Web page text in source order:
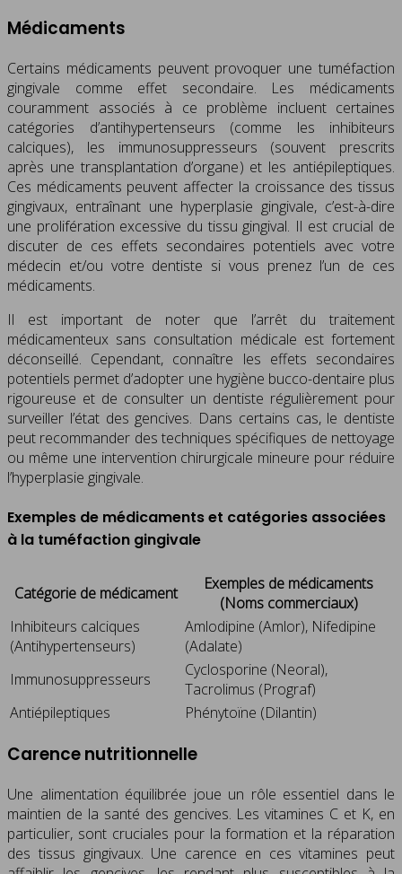
Médicaments
Certains médicaments peuvent provoquer une tuméfaction
gingivale comme effet secondaire. Les médicaments
couramment associés à ce problème incluent certaines
catégories d’antihypertenseurs (comme les inhibiteurs
calciques), les immunosuppresseurs (souvent prescrits
après une transplantation d’organe) et les antiépileptiques.
Ces médicaments peuvent affecter la croissance des tissus
gingivaux, entraînant une hyperplasie gingivale, c’est-à-dire
une prolifération excessive du tissu gingival. Il est crucial de
discuter de ces effets secondaires potentiels avec votre
médecin et/ou votre dentiste si vous prenez l’un de ces
médicaments.
Il est important de noter que l’arrêt du traitement
médicamenteux sans consultation médicale est fortement
déconseillé. Cependant, connaître les effets secondaires
potentiels permet d’adopter une hygiène bucco-dentaire plus
rigoureuse et de consulter un dentiste régulièrement pour
surveiller l’état des gencives. Dans certains cas, le dentiste
peut recommander des techniques spécifiques de nettoyage
ou même une intervention chirurgicale mineure pour réduire
l’hyperplasie gingivale.
Exemples de médicaments et catégories associées
à la tuméfaction gingivale
Catégorie de médicament
Exemples de médicaments
(Noms commerciaux)
Inhibiteurs calciques
(Antihypertenseurs)
Amlodipine (Amlor), Nifedipine
(Adalate)
Immunosuppresseurs
Cyclosporine (Neoral),
Tacrolimus (Prograf)
Antiépileptiques
Phénytoïne (Dilantin)
Carence nutritionnelle
Une alimentation équilibrée joue un rôle essentiel dans le
maintien de la santé des gencives. Les vitamines C et K, en
particulier, sont cruciales pour la formation et la réparation
des tissus gingivaux. Une carence en ces vitamines peut